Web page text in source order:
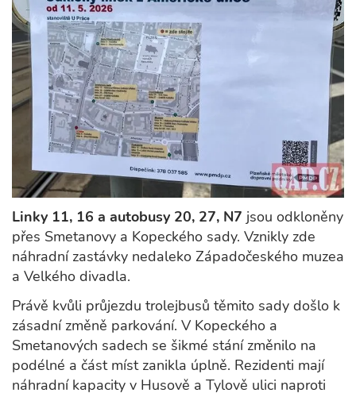
Linky 11, 16 a autobusy 20, 27, N7 jsou odkloněny
přes Smetanovy a Kopeckého sady. Vznikly zde
náhradní zastávky nedaleko Západočeského muzea
a Velkého divadla.
Právě kvůli průjezdu trolejbusů těmito sady došlo k
zásadní změně parkování. V Kopeckého a
Smetanových sadech se šikmé stání změnilo na
podélné a část míst zanikla úplně. Rezidenti mají
náhradní kapacity v Husově a Tylově ulici naproti